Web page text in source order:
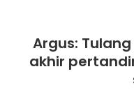
Argus:
akhir